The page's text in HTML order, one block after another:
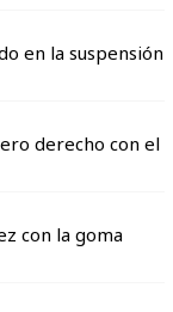
en la suspensión
derecho con el
con la goma